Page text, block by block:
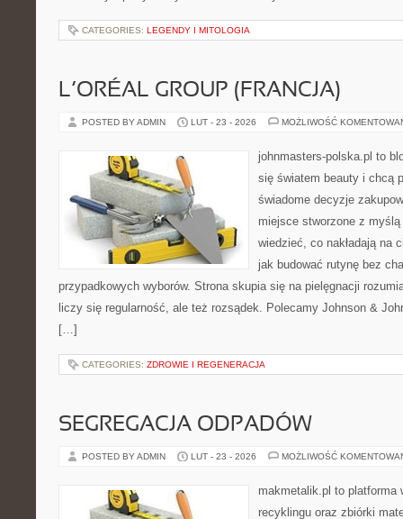
CATEGORIES: LEGENDY I MITOLOGIA
L’ORÉAL GROUP (FRANCJA)
POSTED BY ADMIN LUT - 23 - 2026 MOŻLIWOŚĆ
johnmasters-polska.pl to
się światem beauty i chcą
świadome decyzje
miejsce stworzone z
wiedzieć, co nakładają na
jak budować rutynę bez
przypadkowych wyborów. Strona skupia się na pielęgnacji
liczy się regularność, ale też rozsądek. Polecamy Johnson &
[…]
CATEGORIES: ZDROWIE I REGENERACJA
SEGREGACJA ODPADÓW
POSTED BY ADMIN LUT - 23 - 2026 MOŻLIWOŚĆ
makmetalik.pl to platforma
recyklingu oraz zbiórki